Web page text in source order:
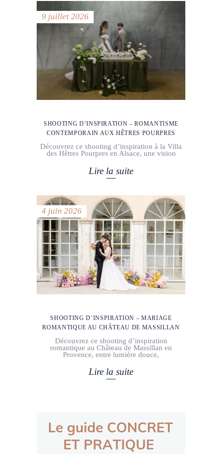
9 juillet 2026
SHOOTING D’INSPIRATION – ROMANTISME
CONTEMPORAIN AUX HÊTRES POURPRES
Découvrez ce shooting d’inspiration à la Villa
des Hêtres Pourpres en Alsace, une vision
Lire la suite
4 juin 2026
SHOOTING D’INSPIRATION – MARIAGE
ROMANTIQUE AU CHÂTEAU DE MASSILLAN
Découvrez ce shooting d’inspiration
romantique au Château de Massillan en
Provence, entre lumière douce,
Lire la suite